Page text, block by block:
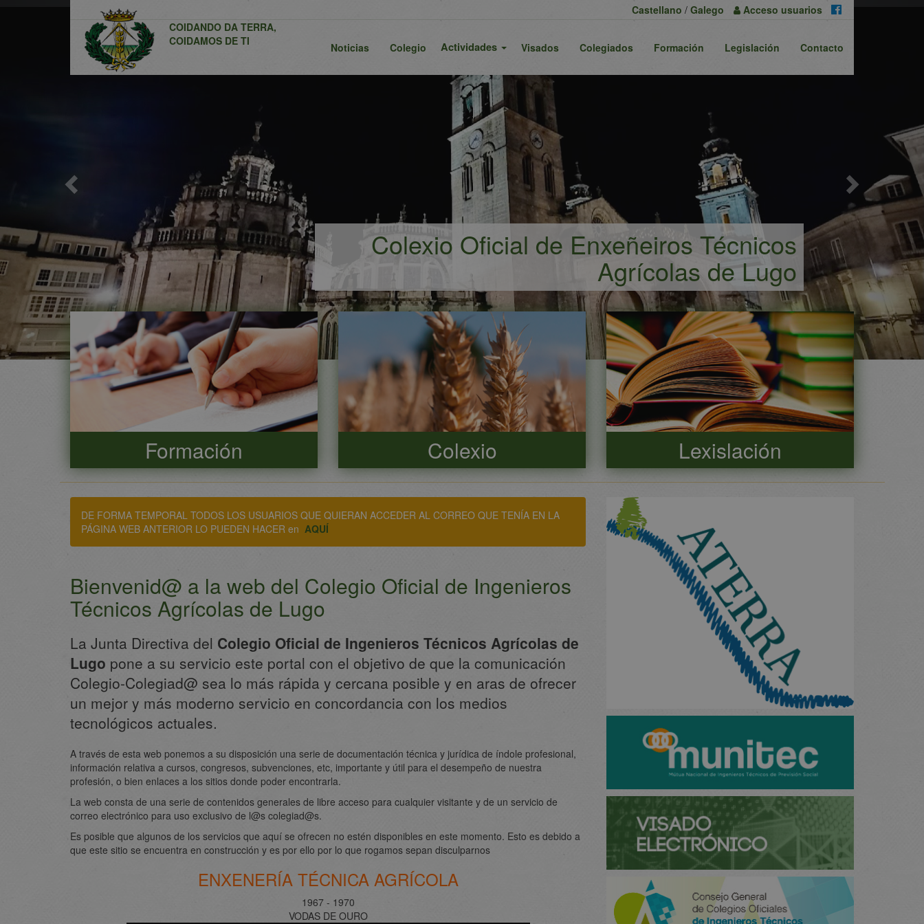
Castellano / Galego Acceso usuarios
COIDANDO DA TERRA,
COIDAMOS DE TI
Noticias Colegio Actividades Visados Colegiados Formación Legislación Contacto
Colexio Oficial de Enxeñeiros Técnicos
Agrícolas de Lugo
Previous
Formación Colexio Lexislación
DE FORMA TEMPORAL TODOS LOS USUARIOS QUE QUIERAN ACCEDER AL CORREO QUE TENÍA EN LA
PÁGINA WEB ANTERIOR LO PUEDEN HACER en AQUÍ
Bienvenid@ a la web del Colegio Oficial de Ingenieros
Técnicos Agrícolas de Lugo
La Junta Directiva del Colegio Oficial de Ingenieros Técnicos Agrícolas de
Lugo pone a su servicio este portal con el objetivo de que la comunicación
Colegio-Colegiad@ sea lo más rápida y cercana posible y en aras de ofrecer
un mejor y más moderno servicio en concordancia con los medios
tecnológicos actuales.
A través de esta web ponemos a su disposición una serie de documentación técnica y jurídica de índole profesional,
información relativa a cursos, congresos, subvenciones, etc, importante y útil para el desempeño de nuestra
profesión, o bien enlaces a los sitios donde poder encontrarla.
La web consta de una serie de contenidos generales de libre acceso para cualquier visitante y de un servicio de
correo electrónico para uso exclusivo de l@s colegiad@s.
Es posible que algunos de los servicios que aquí se ofrecen no estén disponibles en este momento. Esto es debido a
que este sitio se encuentra en construcción y es por ello por lo que rogamos sepan disculparnos
ENXENERÍA TÉCNICA AGRÍCOLA
1967 - 1970
VODAS DE OURO